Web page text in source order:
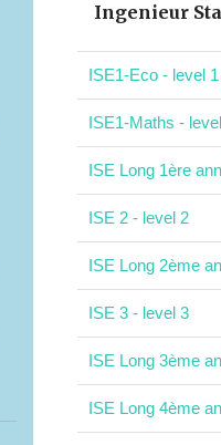
Ingenieur
ISE1-Eco - level 1
ISE1-Maths -
ISE Long 1ère
ISE 2 - level 2
ISE Long 2ème
ISE 3 - level 3
ISE Long 3ème
ISE Long 4ème